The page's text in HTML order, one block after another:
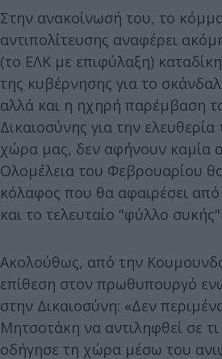
Στην ανακοίνωσή του, το
αντιπολίτευσης αναφέρει
(το ΕΛΚ με επιφύλαξη)
της κυβέρνησης για το
αλλά και η ηχηρή παρέμβαση
Δικαιοσύνης για την
χώρα μας, δεν αφήνουν καμία
Ολομέλεια του Φεβρουαρίου
κόλαφος που θα αφαιρέσει
και το τελευταίο "φύλλο
Ακολούθως, από την
επίθεση στον πρωθυπουργό
στην Δικαιοσύνη: «Δεν
Μητσοτάκη να αντιληφθεί σε
οδήγησε τη χώρα μέσω του